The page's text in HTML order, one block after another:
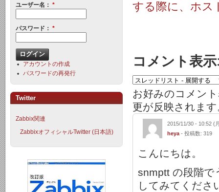
する際に、ホス
コメント表
お好みのコメン
更が反映されます
2015/11/30 - 10:52 (
heya - 投稿数: 319
こんにちは。
snmptt の段階で
してみてくださ
ユーザー名： *
パスワード： *
アカウントの作成
パスワードの再発行
Twitter
Zabbix関連
ZabbixオフィシャルTwitter (日本語)